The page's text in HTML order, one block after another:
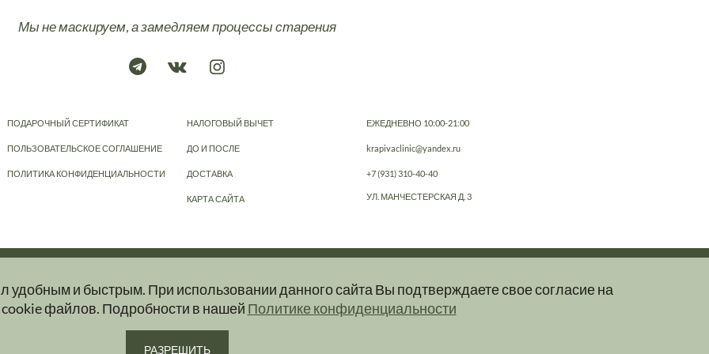
удобным и быстрым. При использовании данного сайта Вы подтверждаете свое согласие на
файлов. Подробности в нашей Политике конфиденциальности
РАЗРЕШИТЬ
Мы не маскируем, а замедляем процессы старения
ПОДАРОЧНЫЙ СЕРТИФИКАТ
ПОЛЬЗОВАТЕЛЬСКОЕ СОГЛАШЕНИЕ
ПОЛИТИКА КОНФИДЕНЦИАЛЬНОСТИ
НАЛОГОВЫЙ ВЫЧЕТ
ДО И ПОСЛЕ
ДОСТАВКА
КАРТА САЙТА
ЕЖЕДНЕВНО 10:00-21:00
krapivaclinic@yandex.ru
+7 (931) 310-40-40
УЛ. МАНЧЕСТЕРСКАЯ Д. 3
и ни при каких условиях информационные материалы, размещенные на сайте, не являются публичной офертой.
и актуальную информацию об услугах вы можете получить при обращении в клинику.